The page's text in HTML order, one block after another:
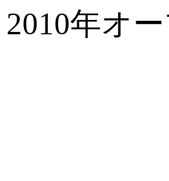
2010年オ